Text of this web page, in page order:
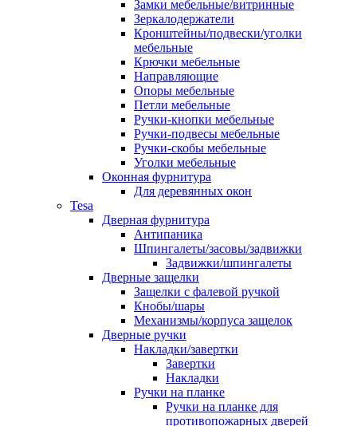
Замки мебельные/витринные
Зеркалодержатели
Кронштейны/подвески/уголки
мебельные
Крючки мебельные
Направляющие
Опоры мебельные
Петли мебельные
Ручки-кнопки мебельные
Ручки-подвесы мебельные
Ручки-скобы мебельные
Уголки мебельные
Оконная фурнитура
Для деревянных окон
Tesa
Дверная фурнитура
Антипаника
Шпингалеты/засовы/задвижки
Задвижки/шпингалеты
Дверные защелки
Защелки с фалевой ручкой
Кнобы/шары
Механизмы/корпуса защелок
Дверные ручки
Накладки/завертки
Завертки
Накладки
Ручки на планке
Ручки на планке для
противопожарных дверей